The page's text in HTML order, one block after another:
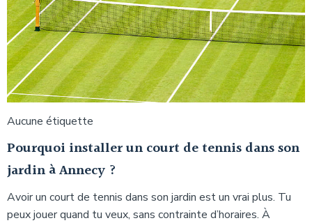
Aucune étiquette
Pourquoi installer un court de tennis dans son
jardin à Annecy ?
Avoir un court de tennis dans son jardin est un vrai plus. Tu
peux jouer quand tu veux, sans contrainte d’horaires. À